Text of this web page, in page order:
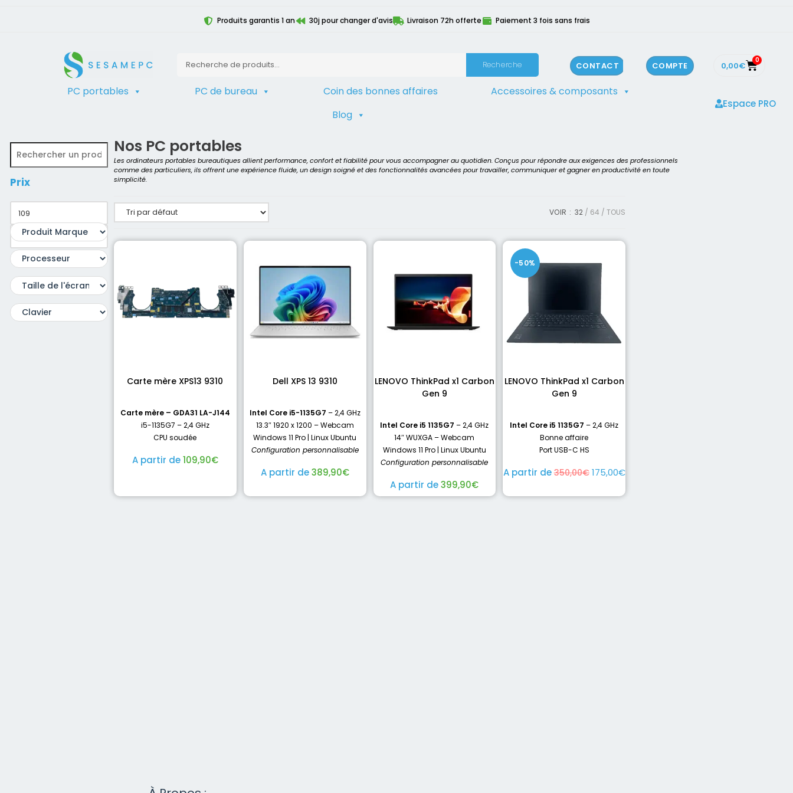
Produits garantis 1 an 30j pour changer d'avis Livraison 72h offerte Paiement 3 fois sans frais
Recherche CONTACT COMPTE 0,00€ 0
PC portables PC de bureau Coin des bonnes affaires
Accessoires & composants
Blog
Espace PRO
Prix
Nos PC portables
Les ordinateurs portables bureautiques allient performance, confort et fiabilité pour vous accompagner au quotidien. Conçus pour répondre aux exigences des professionnels
comme des particuliers, ils offrent une expérience fluide, un design soigné et des fonctionnalités avancées pour travailler, communiquer et gagner en productivité en toute
simplicité.
VOIR : 32 64 TOUS
Carte mère XPS13 9310
Carte mère – GDA31 LA-J144
i5-1135G7 – 2,4 GHz
CPU soudée
A partir de109,90€
Dell XPS 13 9310
Intel Core i5-1135G7 – 2,4 GHz
13.3″ 1920 x 1200 – Webcam
Windows 11 Pro | Linux Ubuntu
Configuration personnalisable
A partir de389,90€
LENOVO ThinkPad x1 Carbon
Gen 9
Intel Core i5 1135G7 – 2,4 GHz
14″ WUXGA – Webcam
Windows 11 Pro | Linux Ubuntu
Configuration personnalisable
A partir de399,90€
-50%
LENOVO ThinkPad x1 Carbon
Gen 9
Intel Core i5 1135G7 – 2,4 GHz
Bonne affaire
Port USB-C HS
A partir de350,00€ 175,00€